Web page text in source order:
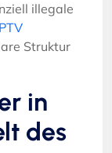
illegale
Struktur
in
des